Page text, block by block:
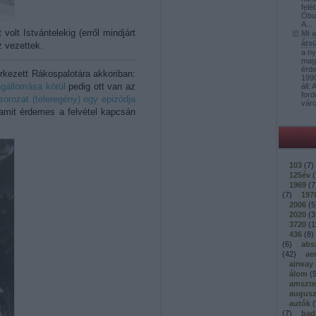
A...
Mi
a
áll:
103 (7)
125év (
1969 (7
(7)
2006 (5
2020 (
3720 (
436 (8)
(6)
(42)
airway
álom (5
autók (
(7)
Istvántelekig (erről mindjárt
vezettek.
Rákospalotára akkoriban:
körül
pedig ott van az
(teleregény) egy epizódja
érdemes a felvétel kapcsán